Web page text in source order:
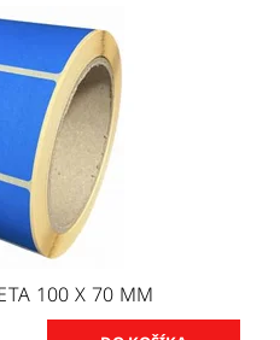
100 X 70 MM